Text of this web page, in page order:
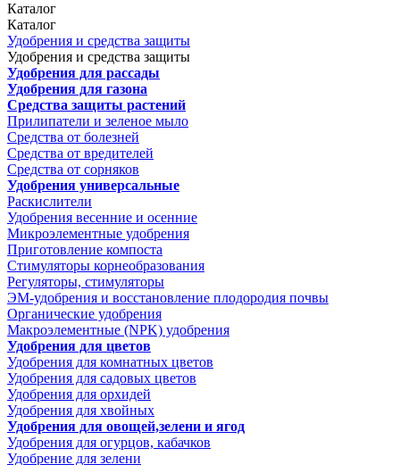
Каталог
Каталог
Удобрения и средства защиты
Удобрения и средства защиты
Удобрения для рассады
Удобрения для газона
Средства защиты растений
Прилипатели и зеленое мыло
Средства от болезней
Средства от вредителей
Средства от сорняков
Удобрения универсальные
Раскислители
Удобрения весенние и осенние
Микроэлементные удобрения
Приготовление компоста
Стимуляторы корнеобразования
Регуляторы, стимуляторы
ЭМ-удобрения и восстановление плодородия почвы
Органические удобрения
Макроэлементные (NPK) удобрения
Удобрения для цветов
Удобрения для комнатных цветов
Удобрения для садовых цветов
Удобрения для орхидей
Удобрения для хвойных
Удобрения для овощей,зелени и ягод
Удобрения для огурцов, кабачков
Удобрение для зелени